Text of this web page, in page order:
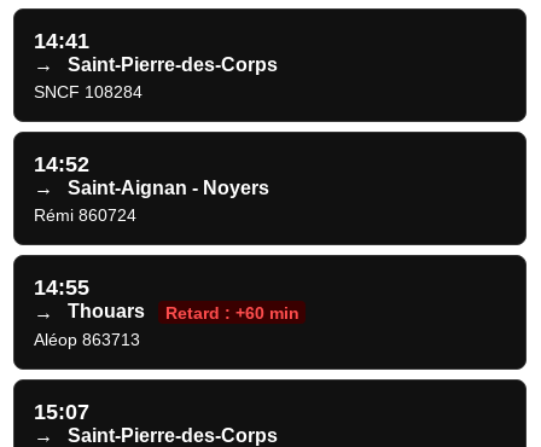
14:41
→ Saint-Pierre-des-Corps
SNCF 108284
14:52
→ Saint-Aignan - Noyers
Rémi 860724
14:55
→ Thouars
Retard : +60 min
Aléop 863713
15:07
→ Saint-Pierre-des-Corps